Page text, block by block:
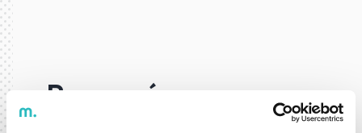
Porque é que o nosso